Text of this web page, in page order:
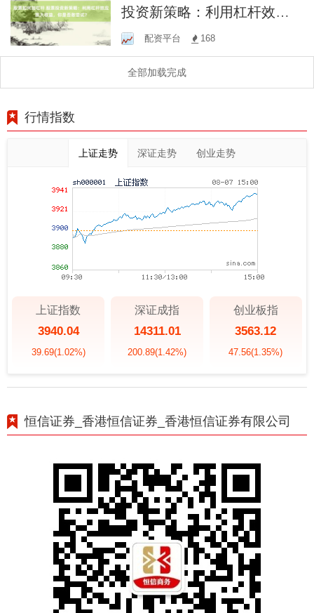
投资新策略：利用杠杆效应
放大收益，你是否敢尝试？
配资平台 168
全部加载完成
行情指数
上证走势 深证走势 创业走势
上证指数
3940.04
39.69(1.02%)
深证成指
14311.01
200.89(1.42%)
创业板指
3563.12
47.56(1.35%)
恒信证券_香港恒信证券_香港恒信证券有限公司